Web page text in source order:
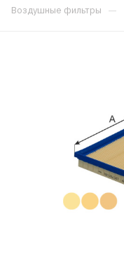
Воздушные фильтры —